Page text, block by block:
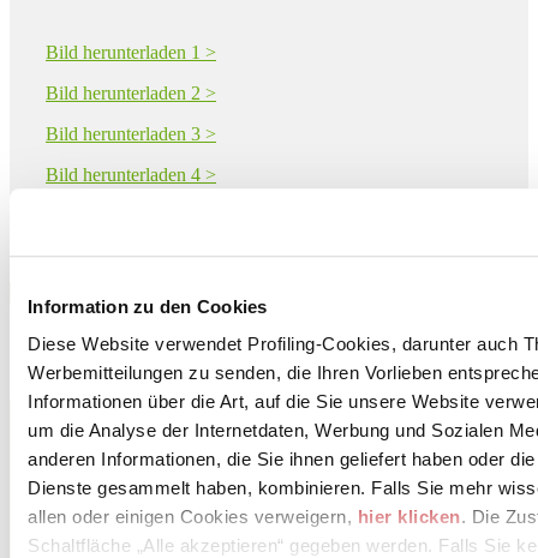
Information zu den Cookies
Diese Website verwendet Profiling-Cookies, darunter auch
Werbemitteilungen zu senden, die Ihren Vorlieben
Informationen über die Art, auf die Sie unsere Website
um die Analyse der Internetdaten, Werbung und Sozialen
anderen Informationen, die Sie ihnen geliefert haben oder
Dienste gesammelt haben, kombinieren. Falls Sie mehr
allen oder einigen Cookies verweigern, hier klicken. Die
Schaltfläche „Alle akzeptieren“ gegeben werden. Falls Sie
Bild herunterladen 1 >
Bild herunterladen 2 >
Bild herunterladen 3 >
Bild herunterladen 4 >
CERDOMUS S.r.l.
Via Emilia Ponente 1000
CASTEL BOLOGNESE, 48014
Tel. 0546 652111